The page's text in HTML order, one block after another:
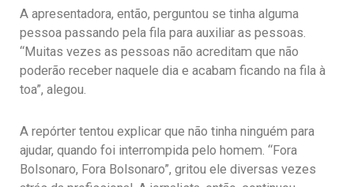
A apresentadora, então, perguntou se tinha alguma
pessoa passando pela fila para auxiliar as pessoas.
“Muitas vezes as pessoas não acreditam que não
poderão receber naquele dia e acabam ficando na fila à
toa”, alegou.
A repórter tentou explicar que não tinha ninguém para
ajudar, quando foi interrompida pelo homem. “Fora
Bolsonaro, Fora Bolsonaro”, gritou ele diversas vezes